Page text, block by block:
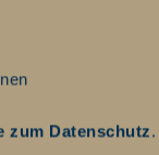
zum Datenschutz.